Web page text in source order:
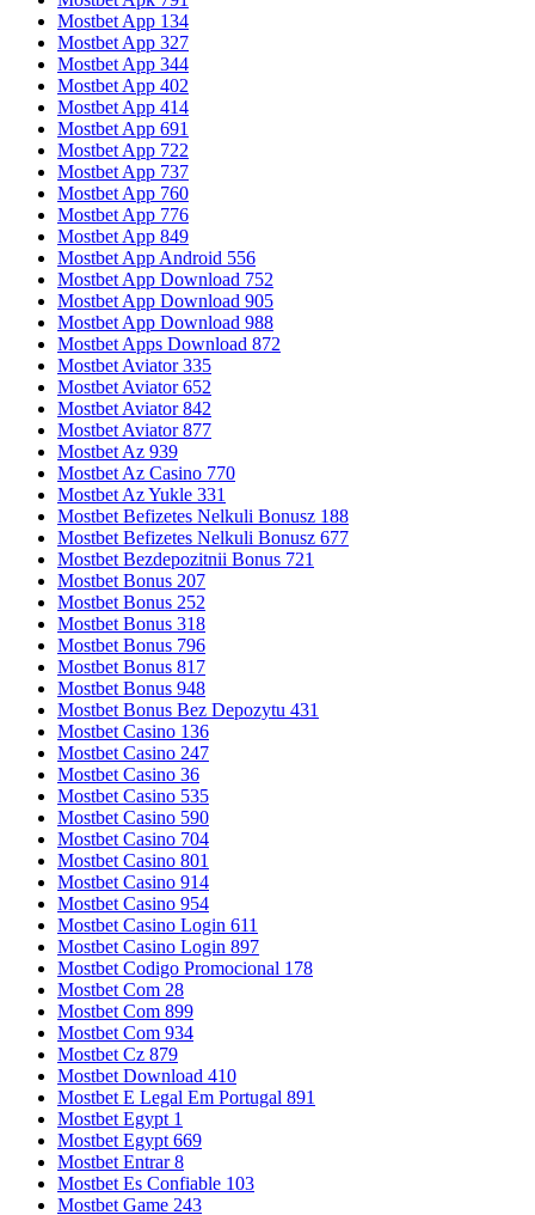
Mostbet App 134
Mostbet App 327
Mostbet App 344
Mostbet App 402
Mostbet App 414
Mostbet App 691
Mostbet App 722
Mostbet App 737
Mostbet App 760
Mostbet App 776
Mostbet App 849
Mostbet App Android 556
Mostbet App Download 752
Mostbet App Download 905
Mostbet App Download 988
Mostbet Apps Download 872
Mostbet Aviator 335
Mostbet Aviator 652
Mostbet Aviator 842
Mostbet Aviator 877
Mostbet Az 939
Mostbet Az Casino 770
Mostbet Az Yukle 331
Mostbet Befizetes Nelkuli Bonusz 188
Mostbet Befizetes Nelkuli Bonusz 677
Mostbet Bezdepozitnii Bonus 721
Mostbet Bonus 207
Mostbet Bonus 252
Mostbet Bonus 318
Mostbet Bonus 796
Mostbet Bonus 817
Mostbet Bonus 948
Mostbet Bonus Bez Depozytu 431
Mostbet Casino 136
Mostbet Casino 247
Mostbet Casino 36
Mostbet Casino 535
Mostbet Casino 590
Mostbet Casino 704
Mostbet Casino 801
Mostbet Casino 914
Mostbet Casino 954
Mostbet Casino Login 611
Mostbet Casino Login 897
Mostbet Codigo Promocional 178
Mostbet Com 28
Mostbet Com 899
Mostbet Com 934
Mostbet Cz 879
Mostbet Download 410
Mostbet E Legal Em Portugal 891
Mostbet Egypt 1
Mostbet Egypt 669
Mostbet Entrar 8
Mostbet Es Confiable 103
Mostbet Game 243